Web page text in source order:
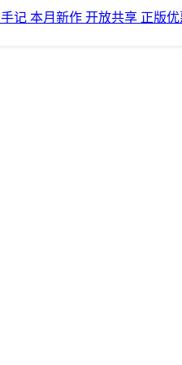
手记 本月新作 开放共享 正版